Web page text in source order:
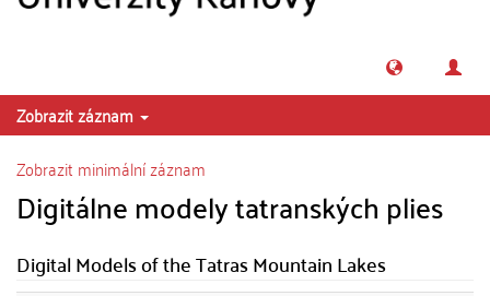
Zobrazit záznam
Zobrazit minimální záznam
Digitálne modely tatranských plies
Digital Models of the Tatras Mountain Lakes